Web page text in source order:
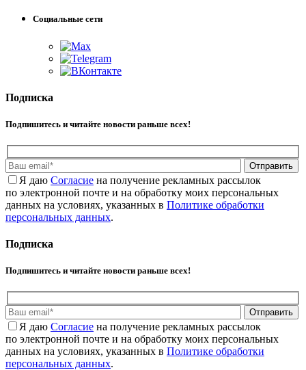
Социальные сети
Подписка
Подпишитесь и читайте новости раньше всех!
Отправить
Я даю Cогласие на получение рекламных рассылок
по электронной почте и на обработку моих персональных
данных на условиях, указанных в Политике обработки
персональных данных.
Подписка
Подпишитесь и читайте новости раньше всех!
Отправить
Я даю Cогласие на получение рекламных рассылок
по электронной почте и на обработку моих персональных
данных на условиях, указанных в Политике обработки
персональных данных.